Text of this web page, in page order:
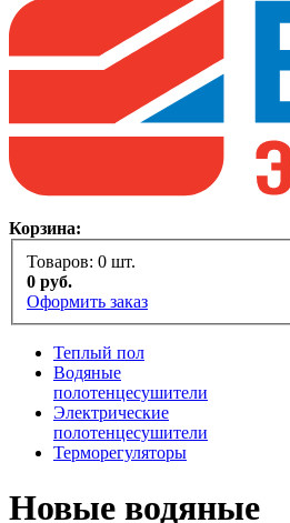
Корзина:
Товаров: 0 шт.
0 руб.
Оформить заказ
Теплый пол
Водяные
полотенцесушители
Электрические
полотенцесушители
Терморегуляторы
Новые водяные